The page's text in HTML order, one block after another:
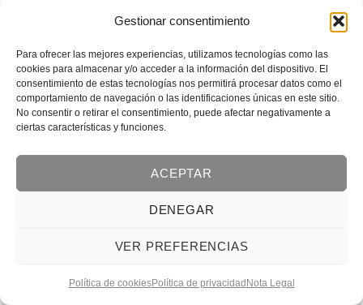
Gestionar consentimiento
Para ofrecer las mejores experiencias, utilizamos tecnologías como las
cookies para almacenar y/o acceder a la información del dispositivo. El
consentimiento de estas tecnologías nos permitirá procesar datos como el
comportamiento de navegación o las identificaciones únicas en este sitio.
No consentir o retirar el consentimiento, puede afectar negativamente a
ciertas características y funciones.
ACEPTAR
DENEGAR
VER PREFERENCIAS
Política de cookiesPolítica de privacidad Nota Legal